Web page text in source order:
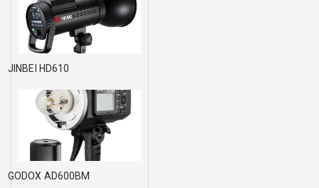
JINBEI HD610
GODOX AD600BM